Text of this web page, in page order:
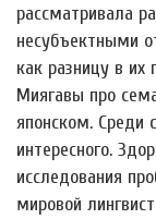
рассматривала
несубъектными
как разницу в их
Миягавы про
японском. Среди
интересного.
исследования
мировой